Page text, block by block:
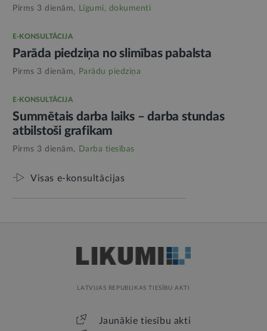
Pirms 3 dienām, Līgumi, dokumenti
E-KONSULTĀCIJA
Parāda piedziņa no slimības pabalsta
Pirms 3 dienām, Parādu piedziņa
E-KONSULTĀCIJA
Summētais darba laiks – darba stundas
atbilstoši grafikam
Pirms 3 dienām, Darba tiesības
Visas e-konsultācijas
LATVIJAS REPUBLIKAS TIESĪBU AKTI
Jaunākie tiesību akti